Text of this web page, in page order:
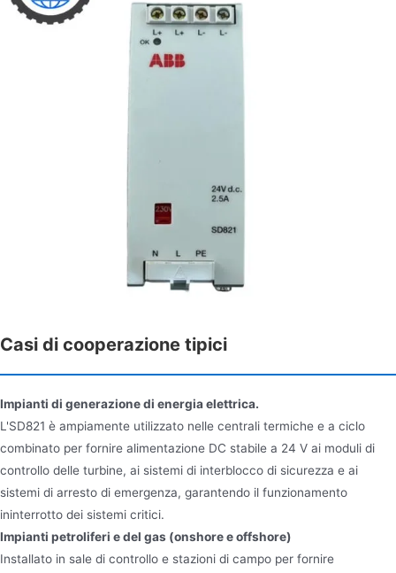
Casi di cooperazione tipici
Impianti di generazione di energia elettrica.
L'SD821 è ampiamente utilizzato nelle centrali termiche e a ciclo
combinato per fornire alimentazione DC stabile a 24 V ai moduli di
controllo delle turbine, ai sistemi di interblocco di sicurezza e ai
sistemi di arresto di emergenza, garantendo il funzionamento
ininterrotto dei sistemi critici.
Impianti petroliferi e del gas (onshore e offshore)
Installato in sale di controllo e stazioni di campo per fornire